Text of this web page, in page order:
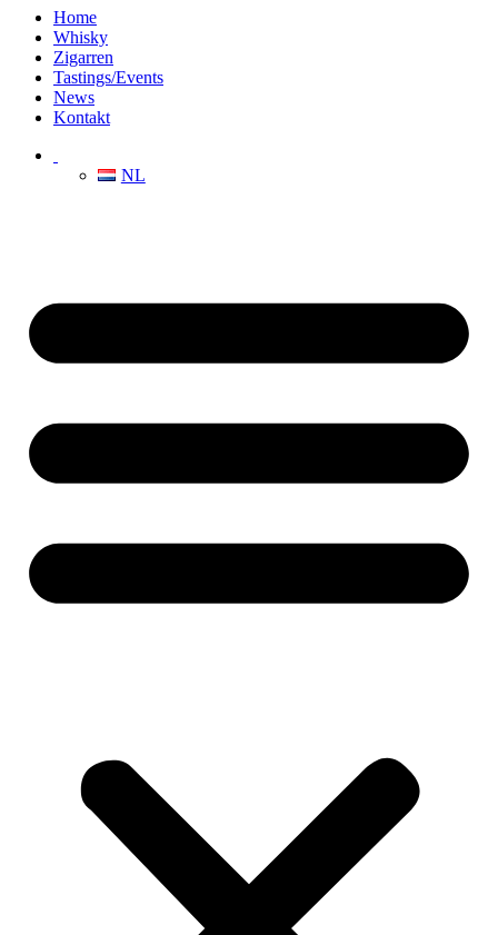
Home
Whisky
Zigarren
Tastings/Events
News
Kontakt
NL